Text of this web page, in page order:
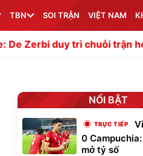
TBN SOI TRẬN VIỆT NAM
trận hoàn hảo Bà xã
NỔI BẬT
Việt Nam 1-
0
mở tỷ số